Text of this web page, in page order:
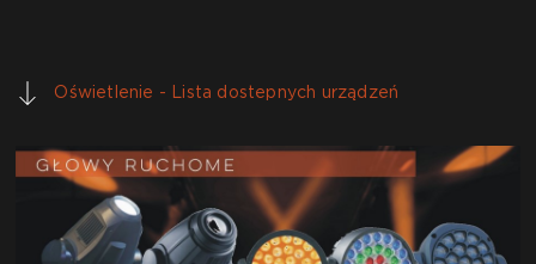
Oświetlenie - Lista dostepnych urządzeń